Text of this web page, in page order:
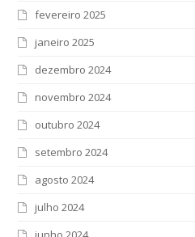
fevereiro 2025
janeiro 2025
dezembro 2024
novembro 2024
outubro 2024
setembro 2024
agosto 2024
julho 2024